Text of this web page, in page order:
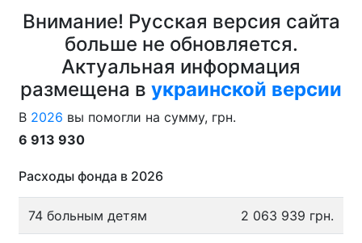
Внимание! Русская версия сайта
больше не обновляется.
Актуальная информация
размещена в украинской версии
В 2026 вы помогли на сумму, грн.
6 913 930
Расходы фонда в 2026
74 больным детям 2 063 939 грн.